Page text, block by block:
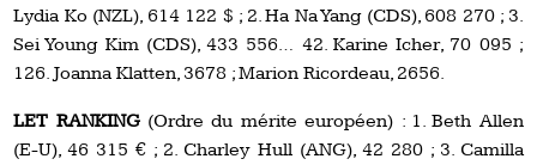
Lydia Ko (NZL), 614 122 $ ; 2. Ha Na Yang (CDS), 608 270 ; 3.
Sei Young Kim (CDS), 433 556… 42. Karine Icher, 70 095 ;
126. Joanna Klatten, 3678 ; Marion Ricordeau, 2656.
LET RANKING(Ordre du mérite européen) : 1. Beth Allen
(E-U), 46 315 € ; 2. Charley Hull (ANG), 42 280 ; 3. Camilla